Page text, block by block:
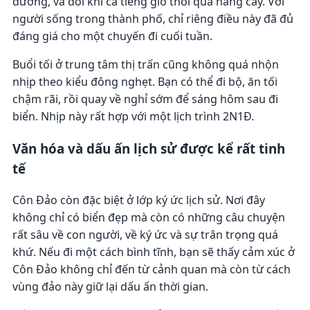
người sống trong thành phố, chỉ riêng điều này đã đủ
đáng giá cho một chuyến đi cuối tuần.
Buổi tối ở trung tâm thị trấn cũng không quá nhộn
nhịp theo kiểu đông nghẹt. Bạn có thể đi bộ, ăn tối
chậm rãi, rồi quay về nghỉ sớm để sáng hôm sau đi
biển. Nhịp này rất hợp với một lịch trình 2N1Đ.
Văn hóa và dấu ấn lịch sử được kể rất tinh
tế
Côn Đảo còn đặc biệt ở lớp ký ức lịch sử. Nơi đây
không chỉ có biển đẹp mà còn có những câu chuyện
rất sâu về con người, về ký ức và sự trân trọng quá
khứ. Nếu đi một cách bình tĩnh, bạn sẽ thấy cảm xúc ở
Côn Đảo không chỉ đến từ cảnh quan mà còn từ cách
vùng đảo này giữ lại dấu ấn thời gian.